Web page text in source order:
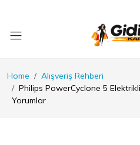
Home
Alışveriş Rehberi
Philips PowerCyclone 5
Yorumlar